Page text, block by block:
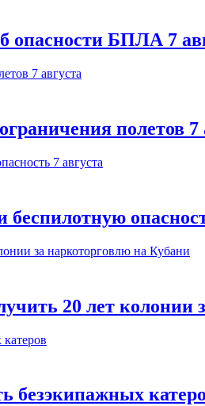
опасности БПЛА 7
полетов 7
20 лет колонии
безэкипажных